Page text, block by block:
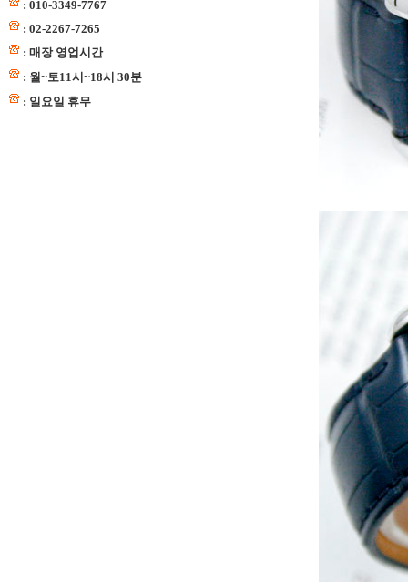
: 010-3349-7767
: 02-2267-7265
: 매장 영업시간
: 월~토11시~18시 30분
: 일요일 휴무